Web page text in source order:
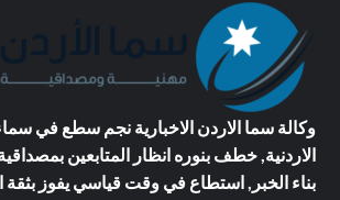
وكالة سما الاردن الاخباريةنجم سطع في
الاردنية, خطف بنوره انظار المتابعين
بناء الخبر, استطاع في وقت قياسي يفوز بثقة